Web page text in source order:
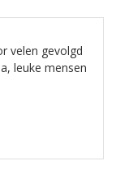
velen gevolgd
leuke mensen